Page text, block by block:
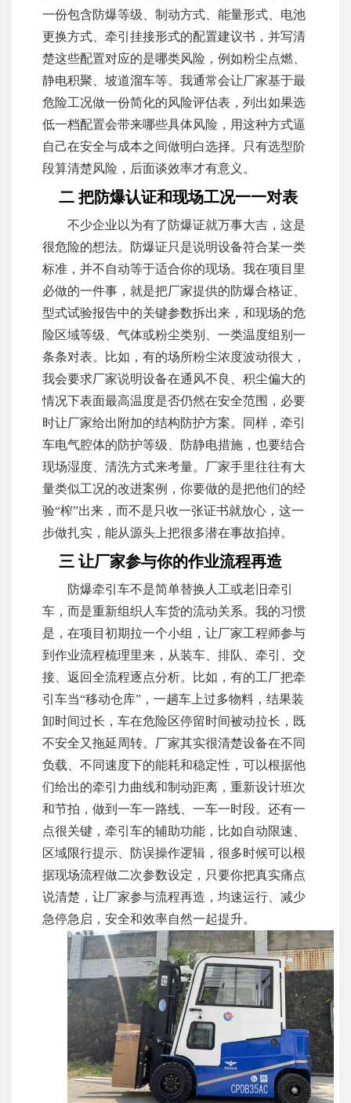
一份包含防爆等级、制动方式、能量形式、电池
更换方式、牵引挂接形式的配置建议书，并写清
楚这些配置对应的是哪类风险，例如粉尘点燃、
静电积聚、坡道溜车等。我通常会让厂家基于最
危险工况做一份简化的风险评估表，列出如果选
低一档配置会带来哪些具体风险，用这种方式逼
自己在安全与成本之间做明白选择。只有选型阶
段算清楚风险，后面谈效率才有意义。
二 把防爆认证和现场工况一一对表
不少企业以为有了防爆证就万事大吉，这是
很危险的想法。防爆证只是说明设备符合某一类
标准，并不自动等于适合你的现场。我在项目里
必做的一件事，就是把厂家提供的防爆合格证、
型式试验报告中的关键参数拆出来，和现场的危
险区域等级、气体或粉尘类别、一类温度组别一
条条对表。比如，有的场所粉尘浓度波动很大，
我会要求厂家说明设备在通风不良、积尘偏大的
情况下表面最高温度是否仍然在安全范围，必要
时让厂家给出附加的结构防护方案。同样，牵引
车电气腔体的防护等级、防静电措施，也要结合
现场湿度、清洗方式来考量。厂家手里往往有大
量类似工况的改进案例，你要做的是把他们的经
验“榨”出来，而不是只收一张证书就放心，这一
步做扎实，能从源头上把很多潜在事故掐掉。
三 让厂家参与你的作业流程再造
防爆牵引车不是简单替换人工或老旧牵引
车，而是重新组织人车货的流动关系。我的习惯
是，在项目初期拉一个小组，让厂家工程师参与
到作业流程梳理里来，从装车、排队、牵引、交
接、返回全流程逐点分析。比如，有的工厂把牵
引车当“移动仓库”，一趟车上过多物料，结果装
卸时间过长，车在危险区停留时间被动拉长，既
不安全又拖延周转。厂家其实很清楚设备在不同
负载、不同速度下的能耗和稳定性，可以根据他
们给出的牵引力曲线和制动距离，重新设计班次
和节拍，做到一车一路线、一车一时段。还有一
点很关键，牵引车的辅助功能，比如自动限速、
区域限行提示、防误操作逻辑，很多时候可以根
据现场流程做二次参数设定，只要你把真实痛点
说清楚，让厂家参与流程再造，均速运行、减少
急停急启，安全和效率自然一起提升。